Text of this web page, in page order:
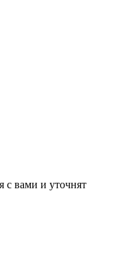
с вами и уточнят